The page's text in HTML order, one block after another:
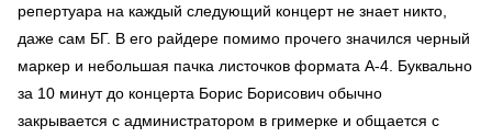
репертуара на каждый следующий концерт не знает никто,
даже сам БГ. В его райдере помимо прочего значился черный
маркер и небольшая пачка листочков формата А-4. Буквально
за 10 минут до концерта Борис Борисович обычно
закрывается с администратором в гримерке и общается с